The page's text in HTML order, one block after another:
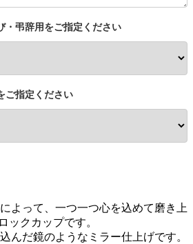
・弔辞用をご指定ください
ご指定ください
よって、一つ一つ心を込めて磨き上
ックカップです。
んだ鏡のようなミラー仕上げです。